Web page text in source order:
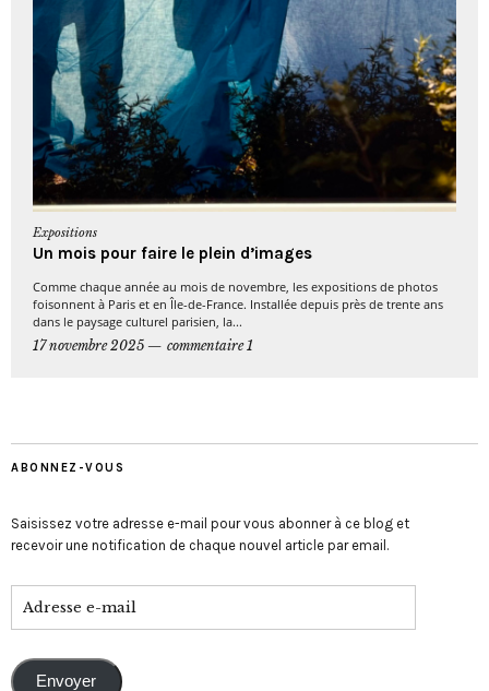
Expositions
Un mois pour faire le plein d’images
Comme chaque année au mois de novembre, les expositions de photos
foisonnent à Paris et en Île-de-France. Installée depuis près de trente ans
dans le paysage culturel parisien, la...
17 novembre 2025
commentaire 1
ABONNEZ-VOUS
Saisissez votre adresse e-mail pour vous abonner à ce blog et
recevoir une notification de chaque nouvel article par email.
Envoyer